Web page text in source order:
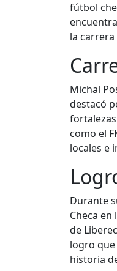
fútbol
la
Michal
destacó
como el
locales e
Durante
Checa
de
logro que
historia